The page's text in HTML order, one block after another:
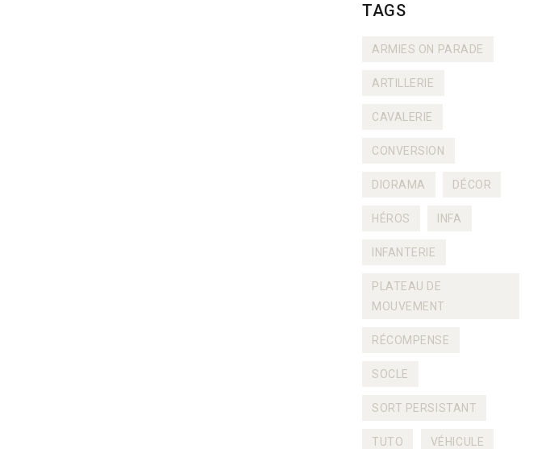
TAGS
ARMIES ON PARADE
ARTILLERIE
CAVALERIE
CONVERSION
DIORAMA DÉCOR
HÉROS INFA
INFANTERIE
PLATEAU DE
MOUVEMENT
RÉCOMPENSE
SOCLE
SORT PERSISTANT
TUTO VÉHICULE